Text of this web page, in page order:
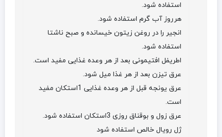
استفاده شود.
هرروز آب گرم استفاده شود.
انجیر را در روغن زیتون خیسانده و صبح ناشتا
استفاده شود.
اطریفل افتیمونی بعد از هر وعده غذایی مفید است.
عرق تیزن بعد از هر غذا میل شود.
عرق یونجه قبل از هر وعده غذایی 1استکان مفید
است.
عرق زول و بوقناق روزی 3استکان استفاده شود.
ژل رویال خالص استفاده شود